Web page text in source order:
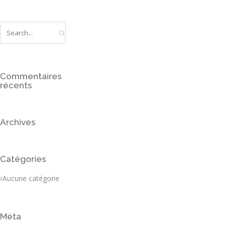
Commentaires
récents
Archives
Catégories
Aucune catégorie
Méta